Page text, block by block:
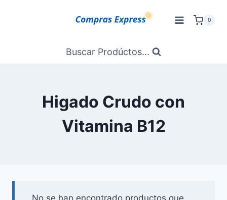
0
Buscar Prodúctos...
Higado Crudo con
Vitamina B12